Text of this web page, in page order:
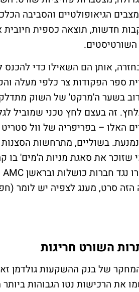
הגיאופולטיים והסביבה
חדשות, תוצאה כספית
אותן הם השאילו כדי להכנס
ספר הפקודות צר כלפי מעלה
בשער ה'מרקט' של השוק
זה בעצם לחץ טכני שמוביל
האלו – בפריפריה של וול
בשוליים, מתרחשות
שזוכר את סאגת מניות ה'מים' בו
הזה סרט, מענג לצפיה יש לומר
השורט חריגות
של בנק ההשקעות גולדמן